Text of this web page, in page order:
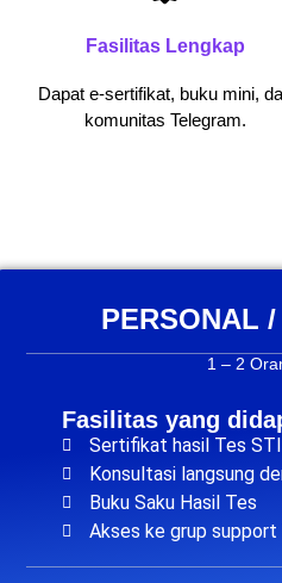
Fasilitas Lengkap
Dapat e-sertifikat, buku mini,
komunitas Telegram.
PERSONAL
1 – 2
Fasilitas yang
Sertifikat hasil Tes
Konsultasi langsung
Buku Saku Hasil Tes
Akses ke grup support